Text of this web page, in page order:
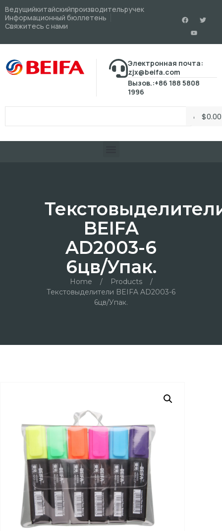
Ведущийкитайскийпроизводительручек
Информационный бюллетень
Свяжитесь с нами
Электронная почта:
zjx@beifa.com
Вызов.:+86 188 5808
1996
$0.00
BEIFA
AD2003-6
6цв/упак.
Home / Products
/
Текстовыделители BEIFA AD2003-6
6цв/упак.